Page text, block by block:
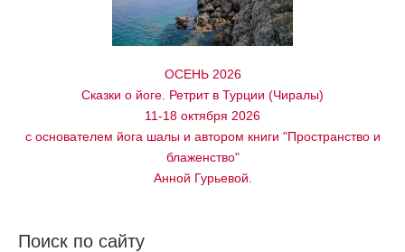
ОСЕНЬ 2026
Сказки о йоге. Ретрит в Турции (Чиралы)
11-18 октября 2026
с основателем йога шалы и автором книги "Пространство и
блаженство"
Анной Гурьевой.
Поиск по сайту